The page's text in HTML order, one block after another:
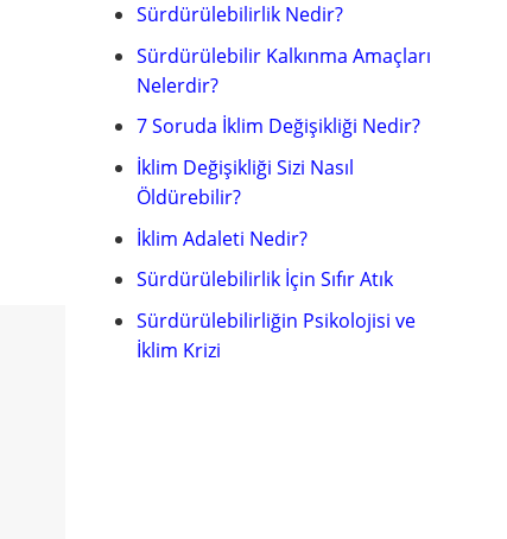
Sürdürülebilirlik Nedir?
Sürdürülebilir Kalkınma Amaçları
Nelerdir?
7 Soruda İklim Değişikliği Nedir?
İklim Değişikliği Sizi Nasıl
Öldürebilir?
İklim Adaleti Nedir?
Sürdürülebilirlik İçin Sıfır Atık
Sürdürülebilirliğin Psikolojisi ve
İklim Krizi